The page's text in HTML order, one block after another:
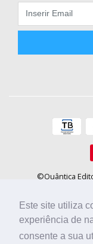
Este site utiliza
experiência de
consente a sua
©Quântica
Tel.: +351